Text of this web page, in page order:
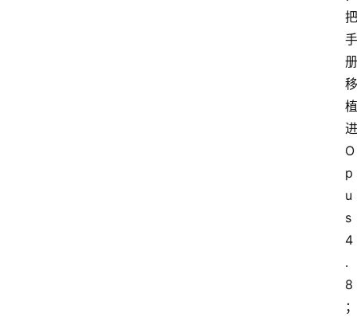
把
手
册
移
植
进
O
p
u
s
4
.
8
；